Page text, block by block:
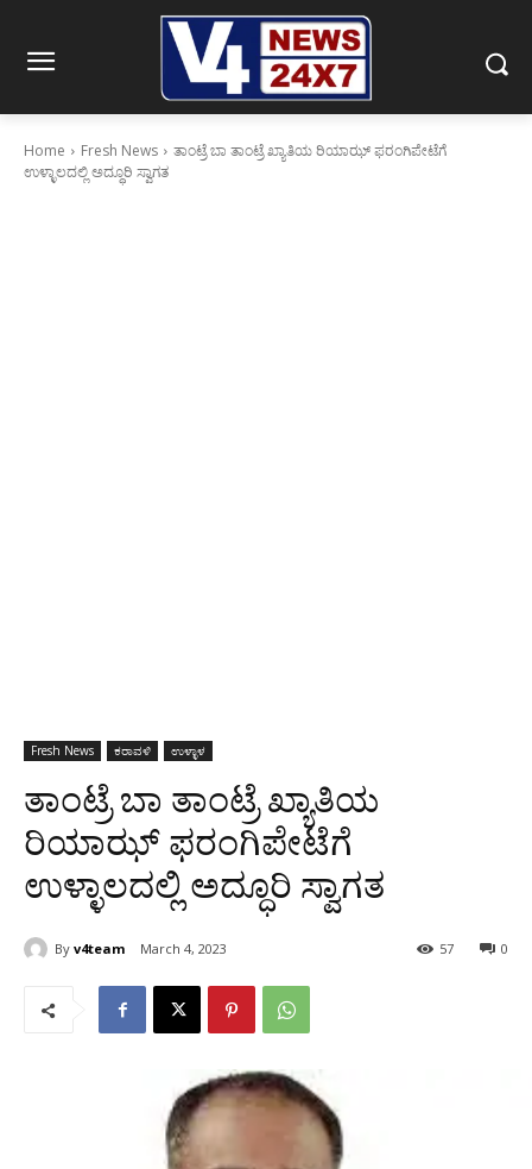
Home Fresh News
ತಾಂಟ್ರೆ ಬಾ ತಾಂಟ್ರೆ ಖ್ಯಾತಿಯ ರಿಯಾಝ್ ಫರಂಗಿಪೇಟೆಗೆ
ಉಳ್ಳಾಲದಲ್ಲಿ ಅದ್ಧೂರಿ ಸ್ವಾಗತ
Fresh News ಕರಾವಳಿ ಉಳ್ಳಾಳ
ತಾಂಟ್ರೆ ಬಾ ತಾಂಟ್ರೆ ಖ್ಯಾತಿಯ
ರಿಯಾಝ್ ಫರಂಗಿಪೇಟೆಗೆ
ಉಳ್ಳಾಲದಲ್ಲಿ ಅದ್ಧೂರಿ ಸ್ವಾಗತ
By v4team March 4, 2023 0
57